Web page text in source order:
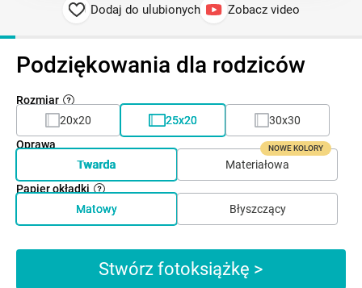
Dodaj do ulubionych Zobacz video
Podziękowania dla rodziców
Rozmiar
20x20
25x20
30x30
Oprawa
Twarda
Materiałowa
NOWE KOLORY
Papier okładki
Matowy
Błyszczący
Stwórz fotoksiążkę >